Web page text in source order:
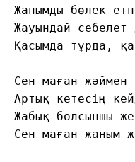
Жанымды бөлек
Жауындай себелет
Қасымда тұрда,
Сен маған жәймен
Артық кетесің
Жабық болсыншы
Сен маған жаным